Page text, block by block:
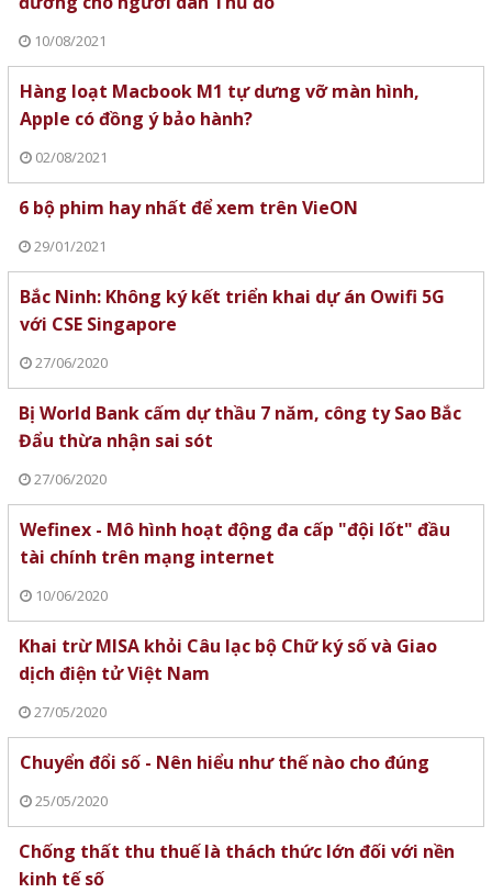
10/08/2021
Hàng loạt Macbook M1 tự dưng vỡ màn hình,
Apple có đồng ý bảo hành?
02/08/2021
6 bộ phim hay nhất để xem trên VieON
29/01/2021
Bắc Ninh: Không ký kết triển khai dự án Owifi 5G
với CSE Singapore
27/06/2020
Bị World Bank cấm dự thầu 7 năm, công ty Sao Bắc
Đẩu thừa nhận sai sót
27/06/2020
Wefinex - Mô hình hoạt động đa cấp "đội lốt" đầu
tài chính trên mạng internet
10/06/2020
Khai trừ MISA khỏi Câu lạc bộ Chữ ký số và Giao
dịch điện tử Việt Nam
27/05/2020
Chuyển đổi số - Nên hiểu như thế nào cho đúng
25/05/2020
Chống thất thu thuế là thách thức lớn đối với nền
kinh tế số